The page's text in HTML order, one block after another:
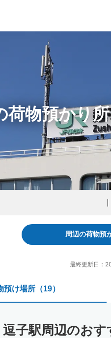
荷物預かり
周辺の荷物預
最終更新日：
預け場所 （19）
逗子駅周辺のお